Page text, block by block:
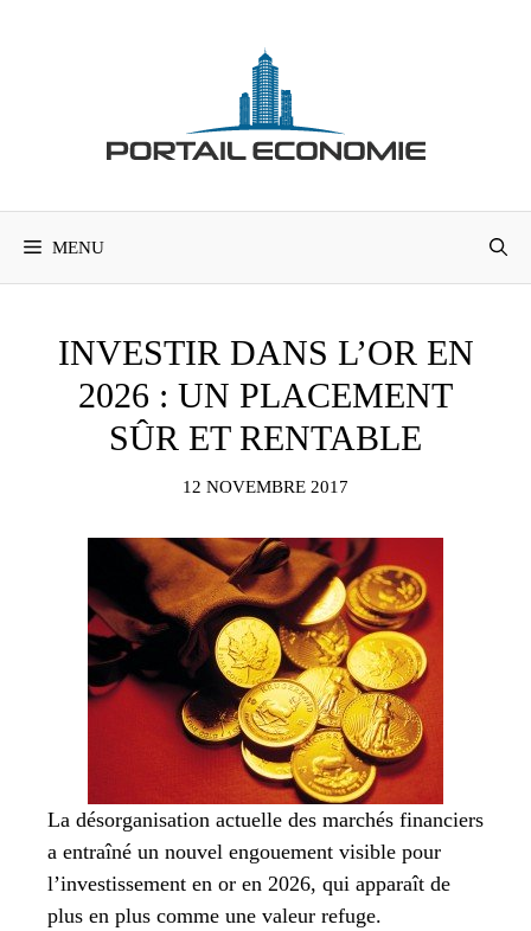
MENU
INVESTIR DANS L’OR EN
2026 : UN PLACEMENT
SÛR ET RENTABLE
12 NOVEMBRE 2017
La désorganisation actuelle des marchés financiers
a entraîné un nouvel engouement visible pour
l’investissement en or en 2026, qui apparaît de
plus en plus comme une valeur refuge.